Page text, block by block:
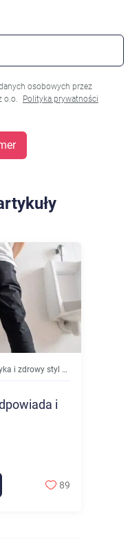
osobowych przez
o.o.
Polityka prywatności
i zdrowy styl życia
i
89